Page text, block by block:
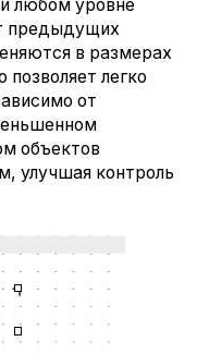
любом уровне
предыдущих
в размерах
легко
от
объектов
улучшая контроль